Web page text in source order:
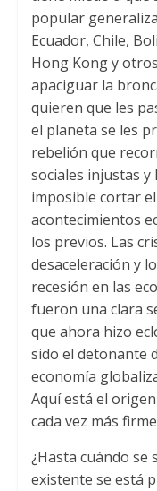
popular
Ecuador, Chile,
Hong Kong y
apaciguar la
quieren que les
el planeta se les
rebelión que
sociales injustas y
imposible cortar
acontecimientos
los previos. Las
desaceleración y
recesión en las
fueron una clara
que ahora hizo
sido el detonante
economía
Aquí está el
cada vez más
¿Hasta cuándo se
existente se está